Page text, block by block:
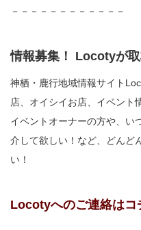
－－－－－－－－－－－－
情報募集！ Locotyが取
神栖・鹿行地域情報サイト
店、オイシイお店、イベント
イベントオーナーの方や、い
介して欲しい！など、どんど
い！
Locotyへのご連絡はコ